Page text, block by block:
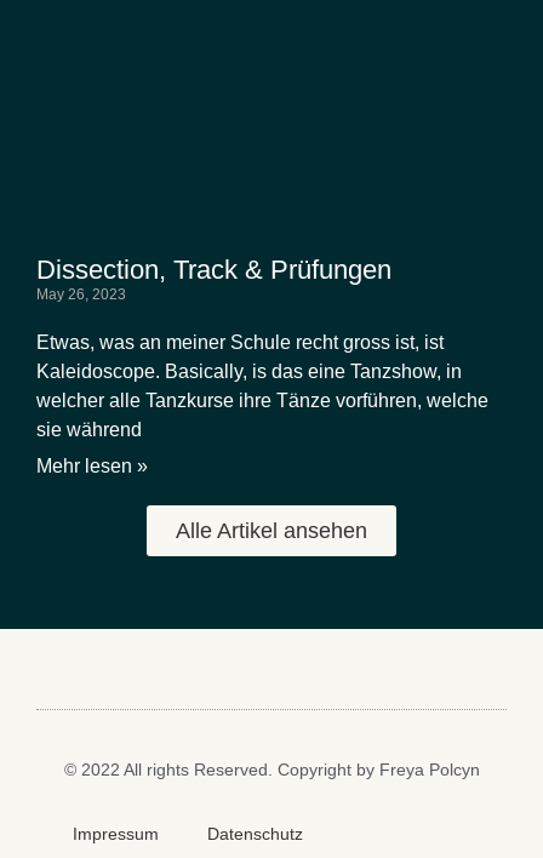
Dissection, Track & Prüfungen
May 26, 2023
Etwas, was an meiner Schule recht gross ist, ist
Kaleidoscope. Basically, is das eine Tanzshow, in
welcher alle Tanzkurse ihre Tänze vorführen, welche
sie während
Mehr lesen »
Alle Artikel ansehen
© 2022 All rights Reserved. Copyright by Freya Polcyn
Impressum Datenschutz